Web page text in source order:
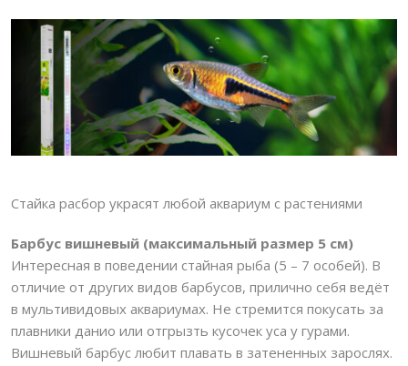
Стайка расбор украсят любой аквариум с растениями
Барбус вишневый (максимальный размер 5 см)
Интересная в поведении стайная рыба (5 – 7 особей). В
отличие от других видов барбусов, прилично себя ведёт
в мультивидовых аквариумах. Не стремится покусать за
плавники данио или отгрызть кусочек уса у гурами.
Вишневый барбус любит плавать в затененных зарослях.